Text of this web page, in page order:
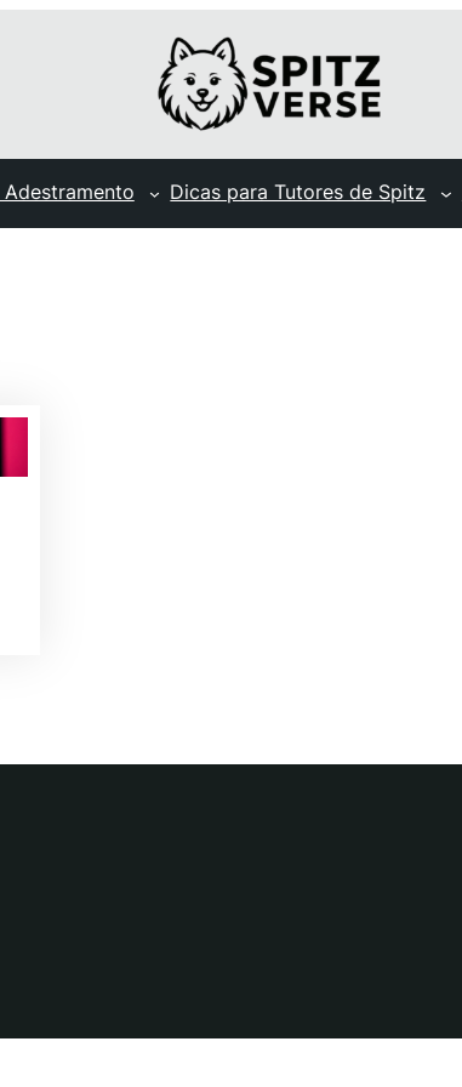
Dicas para Tutores de Spitz